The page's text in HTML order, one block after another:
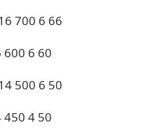
700 6 66
600 6 60
500 6 50
450 4 50